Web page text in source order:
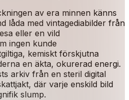
av era minnen känns
låda med vintagediabilder från
eller en vild
ingen kunde
kemiskt förskjutna
en äkta, okurerad energi.
arkiv från en steril digital
där varje enskild bild
slump.